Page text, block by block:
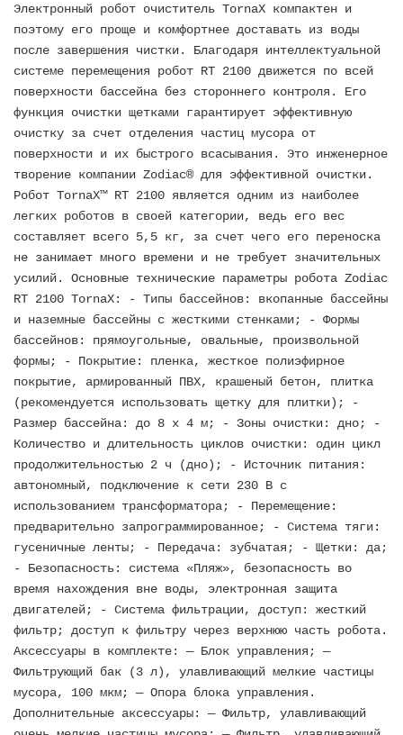
Электронный робот очиститель TornaX компактен и
поэтому его проще и комфортнее доставать из воды
после завершения чистки. Благодаря интеллектуальной
системе перемещения робот RT 2100 движется по всей
поверхности бассейна без стороннего контроля. Его
функция очистки щетками гарантирует эффективную
очистку за счет отделения частиц мусора от
поверхности и их быстрого всасывания. Это инженерное
творение компании Zodiac® для эффективной очистки.
Робот TornaX™ RT 2100 является одним из наиболее
легких роботов в своей категории, ведь его вес
составляет всего 5,5 кг, за счет чего его переноска
не занимает много времени и не требует значительных
усилий. Основные технические параметры робота Zodiac
RT 2100 TornaX: - Типы бассейнов: вкопанные бассейны
и наземные бассейны с жесткими стенками; - Формы
бассейнов: прямоугольные, овальные, произвольной
формы; - Покрытие: пленка, жесткое полиэфирное
покрытие, армированный ПВХ, крашеный бетон, плитка
(рекомендуется использовать щетку для плитки); -
Размер бассейна: до 8 x 4 м; - Зоны очистки: дно; -
Количество и длительность циклов очистки: один цикл
продолжительностью 2 ч (дно); - Источник питания:
автономный, подключение к сети 230 В с
использованием трансформатора; - Перемещение:
предварительно запрограммированное; - Система тяги:
гусеничные ленты; - Передача: зубчатая; - Щетки: да;
- Безопасность: система «Пляж», безопасность во
время нахождения вне воды, электронная защита
двигателей; - Система фильтрации, доступ: жесткий
фильтр; доступ к фильтру через верхнюю часть робота.
Аксессуары в комплекте: — Блок управления; —
Фильтрующий бак (3 л), улавливающий мелкие частицы
мусора, 100 мкм; — Опора блока управления.
Дополнительные аксессуары: — Фильтр, улавливающий